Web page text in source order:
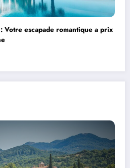
Votre escapade romantique a prix